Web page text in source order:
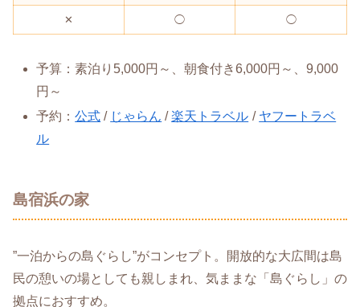
✕ ◯ ◯
予算：素泊り5,000円～、朝食付き6,000円～、9,000
円～
予約：公式 / じゃらん /楽天トラベル / ヤフートラベ
ル
島宿浜の家
”一泊からの島ぐらし”がコンセプト。開放的な大広間は島
民の憩いの場としても親しまれ、気ままな「島ぐらし」の
拠点におすすめ。